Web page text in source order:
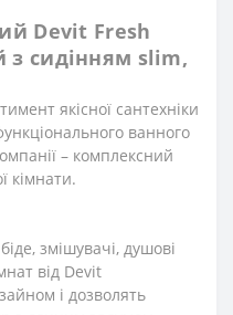
Devit Fresh
з сидінням slim,
якісної сантехніки
ванного
– комплексний
кімнати.
змішувачі, душові
від Devit
і дозволять